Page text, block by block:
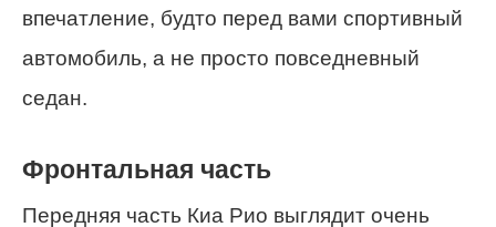
впечатление, будто перед вами спортивный
автомобиль, а не просто повседневный
седан.
Фронтальная часть
Передняя часть Киа Рио выглядит очень